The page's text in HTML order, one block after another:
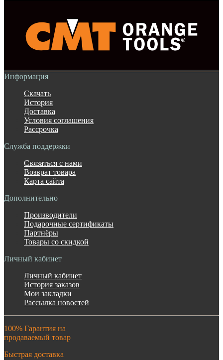
Информация
Скачать
История
Доставка
Условия соглашения
Рассрочка
Служба поддержки
Связаться с нами
Возврат товара
Карта сайта
Дополнительно
Производители
Подарочные сертификаты
Партнёры
Товары со скидкой
Личный кабинет
Личный кабинет
История заказов
Мои закладки
Рассылка новостей
100% Гарантия на
продаваемый товар
Быстрая доставка